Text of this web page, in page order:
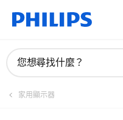
您想尋找什麼？
家用顯示器